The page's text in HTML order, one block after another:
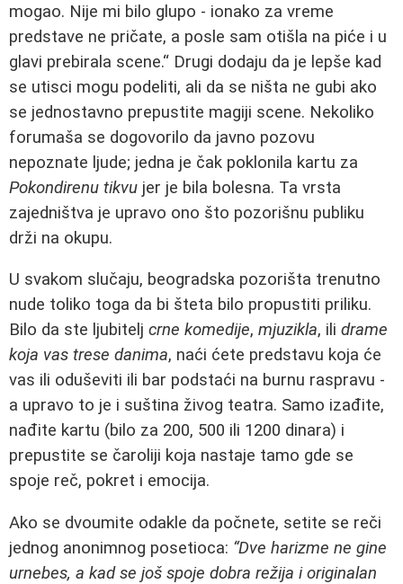
mogao. Nije mi bilo glupo - ionako za vreme
predstave ne pričate, a posle sam otišla na piće i u
glavi prebirala scene.“ Drugi dodaju da je lepše kad
se utisci mogu podeliti, ali da se ništa ne gubi ako
se jednostavno prepustite magiji scene. Nekoliko
forumaša se dogovorilo da javno pozovu
nepoznate ljude; jedna je čak poklonila kartu za
Pokondirenu tikvu jer je bila bolesna. Ta vrsta
zajedništva je upravo ono što pozorišnu publiku
drži na okupu.
U svakom slučaju, beogradska pozorišta trenutno
nude toliko toga da bi šteta bilo propustiti priliku.
Bilo da ste ljubitelj crne komedije, mjuzikla, ili drame
koja vas trese danima, naći ćete predstavu koja će
vas ili oduševiti ili bar podstaći na burnu raspravu -
a upravo to je i suština živog teatra. Samo izađite,
nađite kartu (bilo za 200, 500 ili 1200 dinara) i
prepustite se čaroliji koja nastaje tamo gde se
spoje reč, pokret i emocija.
Ako se dvoumite odakle da počnete, setite se reči
jednog anonimnog posetioca: “Dve harizme ne gine
urnebes, a kad se još spoje dobra režija i originalan